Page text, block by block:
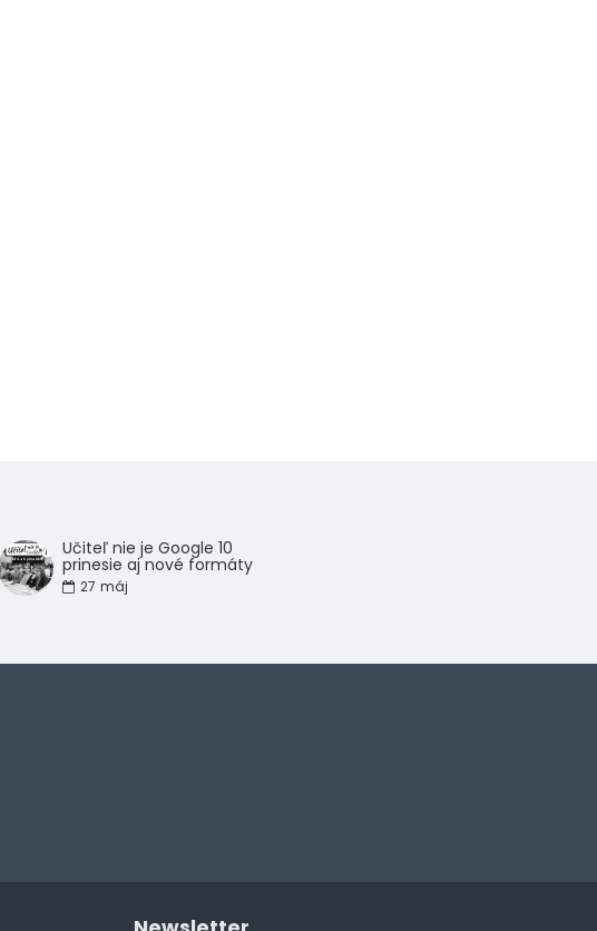
Učiteľ nie je Google 10
prinesie aj nové formáty
27 máj